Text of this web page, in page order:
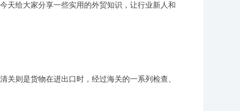
天给大家分享一些实用的外贸知识，让行业新人和
则是货物在进出口时，经过海关的一系列检查、